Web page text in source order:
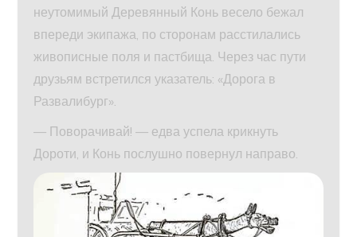
неутомимый Деревянный Конь весело бежал
впереди экипажа, по сторонам расстилались
живописные поля и пастбища. Через час пути
друзьям встретился указатель: «Дорога в
Развалибург».
— Поворачивай! — едва успела крикнуть
Дороти, и Конь послушно повернул направо.